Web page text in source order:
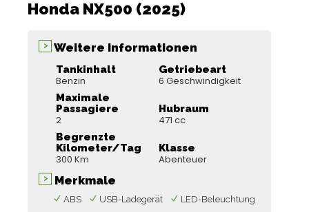
Honda NX500 (2025)
Weitere Informationen
Tankinhalt
Benzin
Getriebeart
6 Geschwindigkeit
Maximale
Passagiere
2
Hubraum
471 cc
Begrenzte
Kilometer/Tag
300 Km
Klasse
Abenteuer
Merkmale
ABS USB-Ladegerät
LED-Beleuchtung